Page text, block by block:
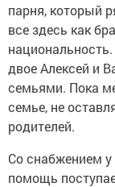
парня, который
все здесь как
двое Алексей и
семьями. Пока
семье, не
родителей.
Со снабжением
помощь